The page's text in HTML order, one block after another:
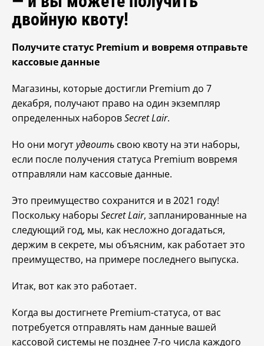
двойную квоту!
Получите статус Premium и вовремя отправьте
кассовые данные
Магазины, которые достигли Premium до 7
декабря, получают право на один экземпляр
определенных наборовSecret Lair.
Но они могутудвоить свою квоту на эти наборы,
если после получения статуса Premium вовремя
отправляли нам кассовые данные.
Это преимущество сохранится и в 2021 году!
Поскольку наборы Secret Lair, запланированные на
следующий год, мы, как несложно догадаться,
держим в секрете, мы объясним, как работает это
преимущество, на примере последнего выпуска.
Итак, вот как это работает.
Когда вы достигнете Premium-статуса, от вас
потребуется отправлять нам данные вашей
кассовой системы не позднее 7-го числа каждого